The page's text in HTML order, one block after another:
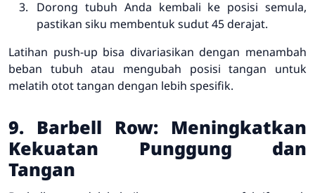
Dorong tubuh Anda kembali ke posisi semula,
pastikan siku membentuk sudut 45 derajat.
Latihan push-up bisa divariasikan dengan menambah
beban tubuh atau mengubah posisi tangan untuk
melatih otot tangan dengan lebih spesifik.
9. Barbell Row: Meningkatkan
Kekuatan Punggung dan
Tangan